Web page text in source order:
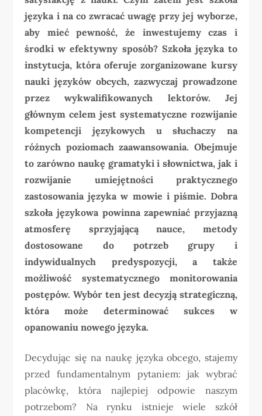
języka i na co zwracać uwagę przy jej wyborze,
aby mieć pewność, że inwestujemy czas i
środki w efektywny sposób? Szkoła języka to
instytucja, która oferuje zorganizowane kursy
nauki języków obcych, zazwyczaj prowadzone
przez wykwalifikowanych lektorów. Jej
głównym celem jest systematyczne rozwijanie
kompetencji językowych u słuchaczy na
różnych poziomach zaawansowania. Obejmuje
to zarówno naukę gramatyki i słownictwa, jak i
rozwijanie umiejętności praktycznego
zastosowania języka w mowie i piśmie. Dobra
szkoła językowa powinna zapewniać przyjazną
atmosferę sprzyjającą nauce, metody
dostosowane do potrzeb grupy i
indywidualnych predyspozycji, a także
możliwość systematycznego monitorowania
postępów. Wybór ten jest decyzją strategiczną,
która może determinować sukces w
opanowaniu nowego języka.
Decydując się na naukę języka obcego, stajemy
przed fundamentalnym pytaniem: jak wybrać
placówkę, która najlepiej odpowie naszym
potrzebom? Na rynku istnieje wiele szkół